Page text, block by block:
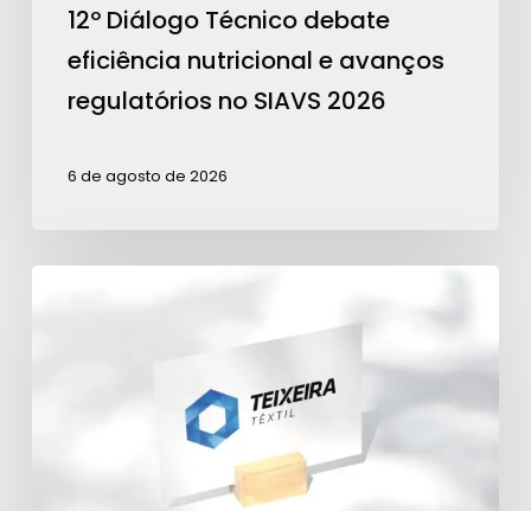
12º Diálogo Técnico debate
eficiência nutricional e avanços
regulatórios no SIAVS 2026
6 de agosto de 2026